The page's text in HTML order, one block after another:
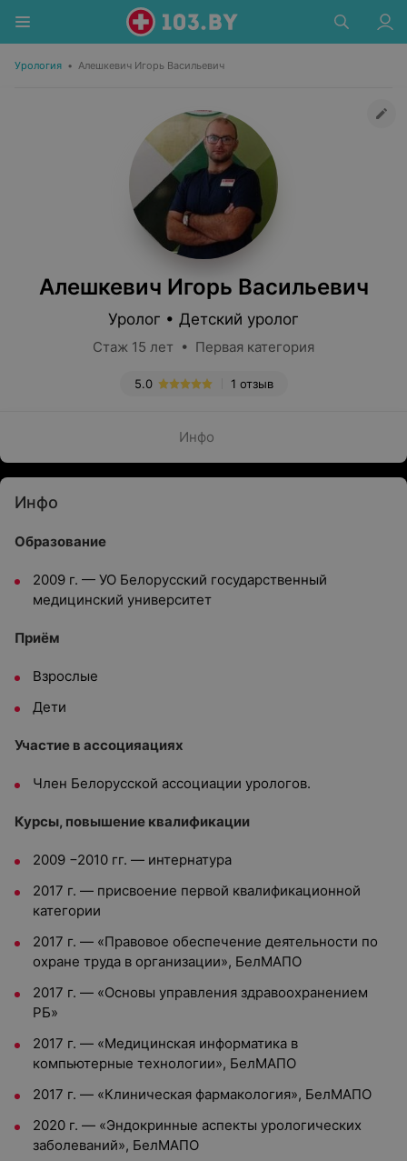
Урология • Алешкевич Игорь Васильевич
Алешкевич Игорь Васильевич
Уролог • Детский уролог
Стаж 15 лет • Первая категория
1 отзыв
5.0
Инфо
Инфо
Образование
2009 г. — УО Белорусский государственный
медицинский университет
Приём
Взрослые
Дети
Участие в ассоцияациях
Член Белорусской ассоциации урологов.
Курсы, повышение квалификации
2009 −2010 гг. — интернатура
2017 г. — присвоение первой квалификационной
категории
2017 г. — «Правовое обеспечение деятельности по
охране труда в организации», БелМАПО
2017 г. — «Основы управления здравоохранением
РБ»
2017 г. — «Медицинская информатика в
компьютерные технологии», БелМАПО
2017 г. — «Клиническая фармакология», БелМАПО
2020 г. — «Эндокринные аспекты урологических
заболеваний», БелМАПО